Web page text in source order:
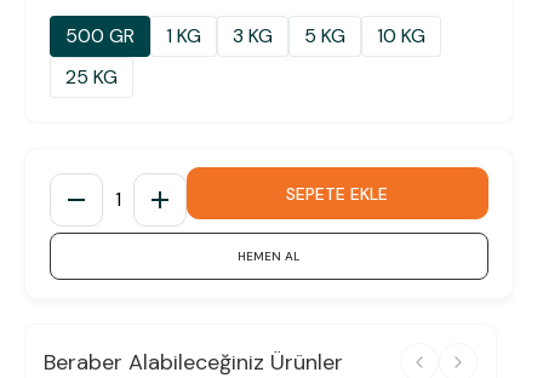
500 GR
1 KG 3 KG 5 KG
10 KG
25 KG
1 SEPETE EKLE
HEMEN AL
Beraber Alabileceğiniz Ürünler